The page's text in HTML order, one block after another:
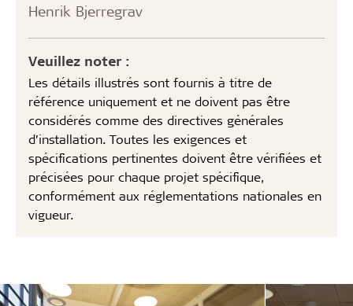
Henrik Bjerregrav
Veuillez noter :
Les détails illustrés sont fournis à titre de
référence uniquement et ne doivent pas être
considérés comme des directives générales
d’installation. Toutes les exigences et
spécifications pertinentes doivent être vérifiées et
précisées pour chaque projet spécifique,
conformément aux réglementations nationales en
vigueur.